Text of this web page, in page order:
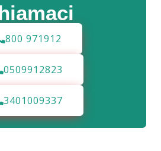
800 971912
0509912823
3401009337